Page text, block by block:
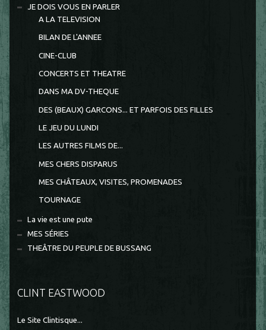
JE DOIS VOUS EN PARLER
A LA TELEVISION
BILAN DE L'ANNEE
CINE-CLUB
CONCERTS ET THEATRE
DANS MA DV-THEQUE
DES (BEAUX) GARCONS... ET PARFOIS DES FILLES
LE JEU DU LUNDI
LES AUTRES FILMS DE...
MES CHERS DISPARUS
MES CHÂTEAUX, VISITES, PROMENADES
TOURNAGE
La vie est une pute
MES SÉRIES
THEÂTRE DU PEUPLE DE BUSSANG
CLINT EASTWOOD
Le Site Clintisque...